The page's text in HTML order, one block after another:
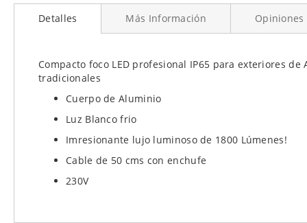
al
comienzo
galería
Detalles
Compacto foco LED profesional IP65 para exteriores
tradicionales
Cuerpo de Aluminio
Luz Blanco frio
Imresionante lujo luminoso de 1800 Lúmenes!
Cable de 50 cms con enchufe
230V
Más Información Opiniones